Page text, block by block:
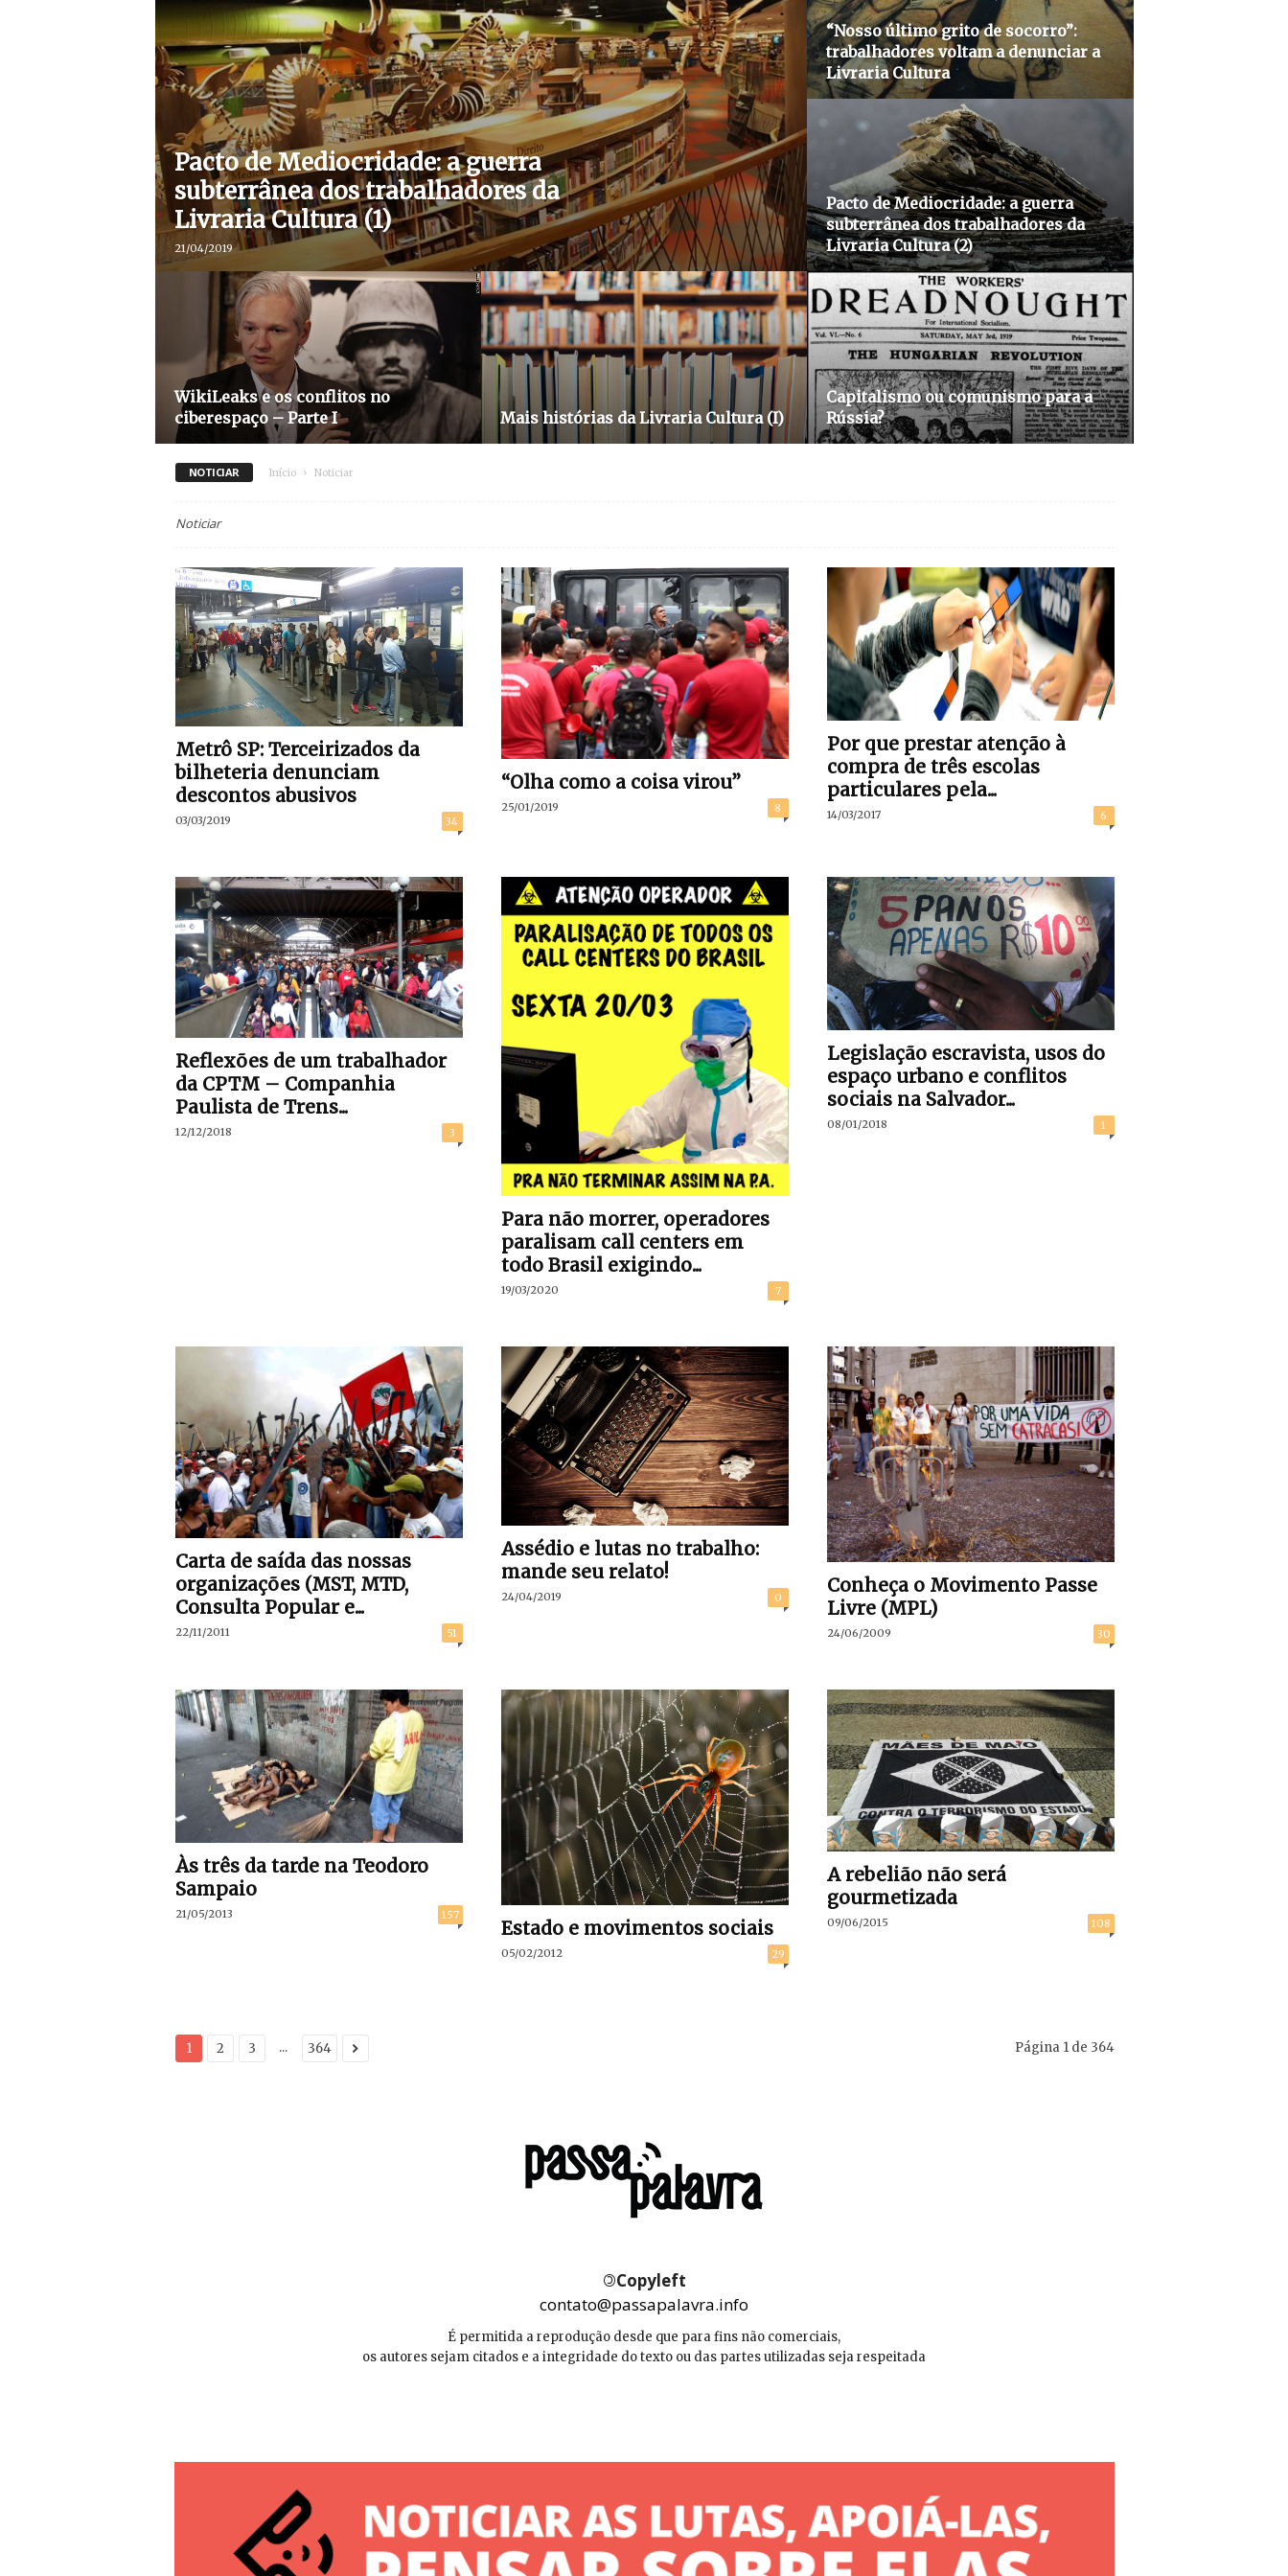
Pacto de Mediocridade: a guerra
subterrânea dos trabalhadores da
Livraria Cultura (1)
21/04/2019
“Nosso último grito de socorro”:
trabalhadores voltam a denunciar a
Livraria Cultura
Pacto de Mediocridade: a guerra
subterrânea dos trabalhadores da
Livraria Cultura (2)
WikiLeaks e os conflitos no
ciberespaço – Parte I
Mais histórias da Livraria Cultura (I)
Capitalismo ou comunismo para a
Rússia?
NOTICIAR Início Noticiar
Noticiar
Metrô SP: Terceirizados da
bilheteria denunciam
descontos abusivos
03/03/2019 34
“Olha como a coisa virou”
25/01/2019 8
Por que prestar atenção à
compra de três escolas
particulares pela...
14/03/2017 6
Reflexões de um trabalhador
da CPTM – Companhia
Paulista de Trens...
12/12/2018 3
Para não morrer, operadores
paralisam call centers em
todo Brasil exigindo...
19/03/2020 7
Legislação escravista, usos do
espaço urbano e conflitos
sociais na Salvador...
08/01/2018 1
Carta de saída das nossas
organizações (MST, MTD,
Consulta Popular e...
22/11/2011 51
Assédio e lutas no trabalho:
mande seu relato!
24/04/2019 0
Conheça o Movimento Passe
Livre (MPL)
24/06/2009 30
Às três da tarde na Teodoro
Sampaio
21/05/2013 157
Estado e movimentos sociais
05/02/2012 29
A rebelião não será
gourmetizada
09/06/2015 108
1 2 3 ... 364 Página 1 de 364
©Copyleft
contato@passapalavra.info
É permitida a reprodução desde que para fins não comerciais,
os autores sejam citados e a integridade do texto ou das partes utilizadas seja respeitada